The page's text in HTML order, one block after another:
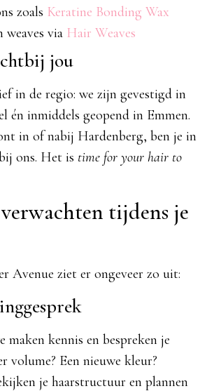
zoals Keratine Bonding Wax
weaves via Hair Weaves
jou
in de regio: we zijn gevestigd in
én inmiddels geopend in Emmen.
in of nabij Hardenberg, ben je in
ons. Het is time for your hair to
tijdens je
Avenue ziet er ongeveer zo uit:
maken kennis en bespreken je
volume? Een nieuwe kleur?
je haarstructuur en plannen